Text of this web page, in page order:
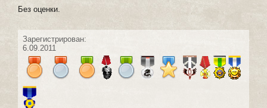
Без оценки.
Зарегистрирован:
6.09.2011